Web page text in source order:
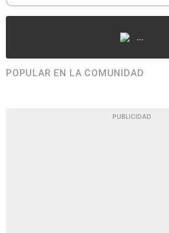
...
POPULAR EN LA COMUNIDAD
PUBLICIDAD